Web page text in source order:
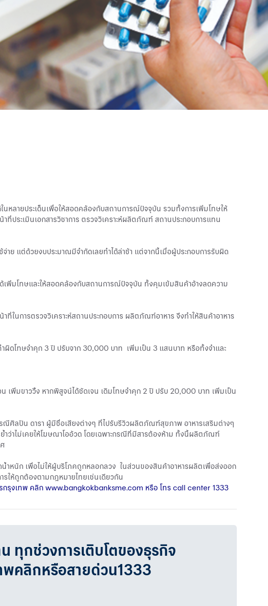
นหลายประเด็นเพื่อให้สอดคล้องกับสถานการณ์ปัจจุบัน รวมทั้งการเพิ่มโทษให้
ที่ประเมินเอกสารวิชาการ ตรวจวิเคราะห์ผลิตภัณฑ์ สถานประกอบการแทน
ย แต่ด้วยงบประมาณมีจำกัดเลยทำได้ล่าช้า แต่จากนี้เมื่อผู้ประกอบการรับผิด
เพิ่มโทษและให้สอดคล้องกับสถานการณ์ปัจจุบัน ทั้งคุมเข้มสินค้าอ้างลดความ
ในการตรวจวิเคราะห์สถานประกอบการ ผลิตภัณฑ์อาหาร จึงทำให้สินค้าอาหาร
ผิดโทษจำคุก 3 ปี ปรับจาก 30,000 บาท เพิ่มเป็น 3 แสนบาท หรือทั้งจำและ
เพิ่มขาววิ้ง หากพิสูจน์ได้ชัดเจน เดิมโทษจำคุก 2 ปี ปรับ 20,000 บาท เพิ่มเป็น
ลปิน ดารา ผู้มีชื่อเสียงต่างๆ ที่ไปรับรีวิวผลิตภัณฑ์สุขภาพ อาหารเสริมต่างๆ
ย้ำว่าไม่เคยให้โฆษณาโออ้วด โดยเฉพาะกรณีที่มีสารต้องห้าม ทั้งนี้ผลิตภัณฑ์
ำหนัก เพื่อไม่ให้ผู้บริโภคถูกหลอกลวง ในส่วนของสินค้าอาหารผลิตเพื่อส่งออก
รให้ถูกต้องตามกฎหมายไทยเช่นเดียวกัน
กรุงเทพ คลิก www.bangkokbanksme.com หรือ โทร call center 1333
ทุกช่วงการเติบโตของธุรกิจ
พคลิกหรือสายด่วน1333